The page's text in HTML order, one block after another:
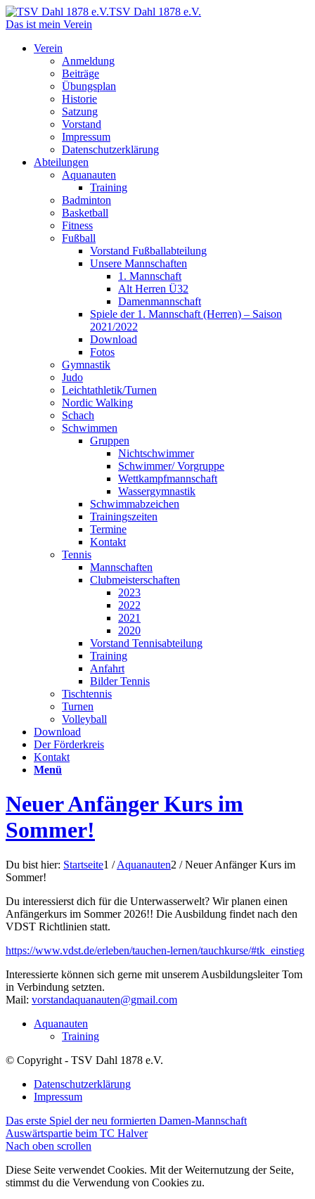
TSV Dahl 1878 e.V.
Das ist mein Verein
Verein
Anmeldung
Beiträge
Übungsplan
Historie
Satzung
Vorstand
Impressum
Datenschutzerklärung
Abteilungen
Aquanauten
Training
Badminton
Basketball
Fitness
Fußball
Vorstand Fußballabteilung
Unsere Mannschaften
1. Mannschaft
Alt Herren Ü32
Damenmannschaft
Spiele der 1. Mannschaft (Herren) – Saison
2021/2022
Download
Fotos
Gymnastik
Judo
Leichtathletik/Turnen
Nordic Walking
Schach
Schwimmen
Gruppen
Nichtschwimmer
Schwimmer/ Vorgruppe
Wettkampfmannschaft
Wassergymnastik
Schwimmabzeichen
Trainingszeiten
Termine
Kontakt
Tennis
Mannschaften
Clubmeisterschaften
2023
2022
2021
2020
Vorstand Tennisabteilung
Training
Anfahrt
Bilder Tennis
Tischtennis
Turnen
Volleyball
Download
Der Förderkreis
Kontakt
Menü
Neuer Anfänger Kurs im
Sommer!
Du bist hier: Startseite1 / Aquanauten2 / Neuer Anfänger Kurs im
Sommer!
Du interessierst dich für die Unterwasserwelt? Wir planen einen
Anfängerkurs im Sommer 2026!! Die Ausbildung findet nach den
VDST Richtlinien statt.
https://www.vdst.de/erleben/tauchen-lernen/tauchkurse/#tk_einstieg
Interessierte können sich gerne mit unserem Ausbildungsleiter Tom
in Verbindung setzten.
Mail: vorstandaquanauten@gmail.com
Aquanauten
Training
© Copyright - TSV Dahl 1878 e.V.
Datenschutzerklärung
Impressum
Das erste Spiel der neu formierten Damen-Mannschaft
Auswärtspartie beim TC Halver
Nach oben scrollen
Diese Seite verwendet Cookies. Mit der Weiternutzung der Seite,
stimmst du die Verwendung von Cookies zu.